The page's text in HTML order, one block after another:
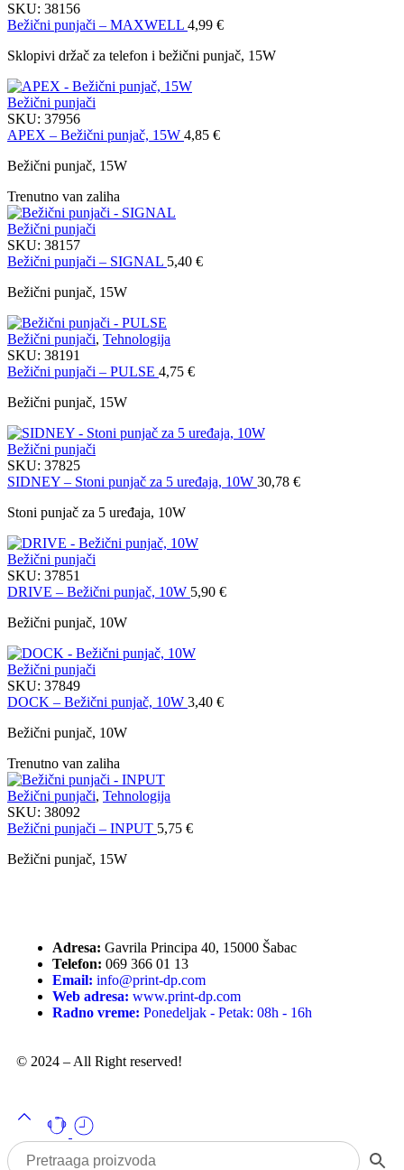
SKU: 38156
Bežični punjači – MAXWELL 4,99 €
Sklopivi držač za telefon i bežični punjač, 15W
Bežični punjači
SKU: 37956
APEX – Bežični punjač, 15W 4,85 €
Bežični punjač, 15W
Trenutno van zaliha
Bežični punjači
SKU: 38157
Bežični punjači – SIGNAL 5,40 €
Bežični punjač, 15W
Bežični punjači, Tehnologija
SKU: 38191
Bežični punjači – PULSE 4,75 €
Bežični punjač, 15W
Bežični punjači
SKU: 37825
SIDNEY – Stoni punjač za 5 uređaja, 10W 30,78 €
Stoni punjač za 5 uređaja, 10W
Bežični punjači
SKU: 37851
DRIVE – Bežični punjač, 10W 5,90 €
Bežični punjač, 10W
Bežični punjači
SKU: 37849
DOCK – Bežični punjač, 10W 3,40 €
Bežični punjač, 10W
Trenutno van zaliha
Bežični punjači, Tehnologija
SKU: 38092
Bežični punjači – INPUT 5,75 €
Bežični punjač, 15W
Adresa: Gavrila Principa 40, 15000 Šabac
Telefon: 069 366 01 13
Email: info@print-dp.com
Web adresa: www.print-dp.com
Radno vreme: Ponedeljak - Petak: 08h - 16h
© 2024 – All Right reserved!